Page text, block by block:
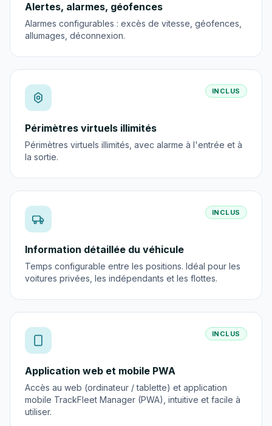
Alertes, alarmes, géofences
Alarmes configurables : excès de vitesse, géofences,
allumages, déconnexion.
INCLUS
Périmètres virtuels illimités
Périmètres virtuels illimités, avec alarme à l'entrée et à
la sortie.
INCLUS
Information détaillée du véhicule
Temps configurable entre les positions. Idéal pour les
voitures privées, les indépendants et les flottes.
INCLUS
Application web et mobile PWA
Accès au web (ordinateur / tablette) et application
mobile TrackFleet Manager (PWA), intuitive et facile à
utiliser.